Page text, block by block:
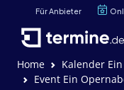
Für Anbieter
Home
Kalender
Event Ein